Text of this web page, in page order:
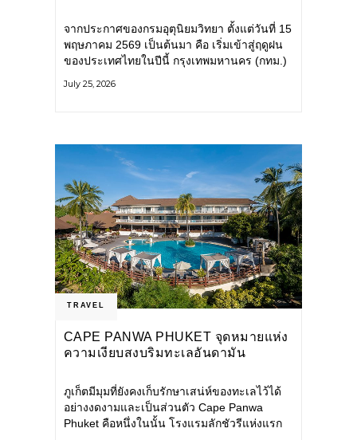
จากประกาศของกรมอุตุนิยมวิทยา ตั้งแต่วันที่ 15
พฤษภาคม 2569 เป็นต้นมา คือ เริ่มเข้าสู่ฤดูฝน
ของประเทศไทยในปีนี้ กรุงเทพมหานคร (กทม.)
โครงสร้างพื้นฐาน
July 25, 2026
TRAVEL
CAPE PANWA PHUKET จุดหมายแห่ง
ความเงียบสงบริมทะเลอันดามัน
ภูเก็ตมีมุมที่ยังคงเก็บรักษาเสน่ห์ของทะเลไว้ได้
อย่างงดงามและเป็นส่วนตัว Cape Panwa
Phuket คือหนึ่งในนั้น โรงแรมลักชัวรีแห่งแรก